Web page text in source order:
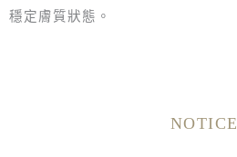
穩定膚質狀態。
NOTICE